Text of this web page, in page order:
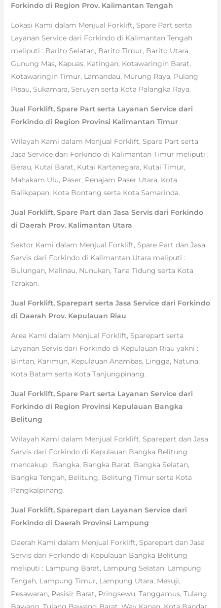
Forkindo di Region Prov. Kalimantan Tengah
Lokasi Kami dalam Menjual Forklift, Spare Part serta
Layanan Service dari Forkindo di Kalimantan Tengah
meliputi : Barito Selatan, Barito Timur, Barito Utara,
Gunung Mas, Kapuas, Katingan, Kotawaringin Barat,
Kotawaringin Timur, Lamandau, Murung Raya, Pulang
Pisau, Sukamara, Seruyan serta Kota Palangka Raya.
Jual Forklift, Spare Part serta Layanan Service dari
Forkindo di Region Provinsi Kalimantan Timur
Wilayah Kami dalam Menjual Forklift, Spare Part serta
Jasa Service dari Forkindo di Kalimantan Timur meliputi :
Berau, Kutai Barat, Kutai Kartanegara, Kutai Timur,
Mahakam Ulu, Paser, Penajam Paser Utara, Kota
Balikpapan, Kota Bontang serta Kota Samarinda.
Jual Forklift, Spare Part dan Jasa Servis dari Forkindo
di Daerah Prov. Kalimantan Utara
Sektor Kami dalam Menjual Forklift, Spare Part dan Jasa
Servis dari Forkindo di Kalimantan Utara meliputi :
Bulungan, Malinau, Nunukan, Tana Tidung serta Kota
Tarakan.
Jual Forklift, Sparepart serta Jasa Service dari Forkindo
di Daerah Prov. Kepulauan Riau
Area Kami dalam Menjual Forklift, Sparepart serta
Layanan Servis dari Forkindo di Kepulauan Riau yakni :
Bintan, Karimun, Kepulauan Anambas, Lingga, Natuna,
Kota Batam serta Kota Tanjungpinang.
Jual Forklift, Spare Part serta Layanan Service dari
Forkindo di Region Provinsi Kepulauan Bangka
Belitung
Wilayah Kami dalam Menjual Forklift, Sparepart dan Jasa
Servis dari Forkindo di Kepulauan Bangka Belitung
mencakup : Bangka, Bangka Barat, Bangka Selatan,
Bangka Tengah, Belitung, Belitung Timur serta Kota
Pangkalpinang.
Jual Forklift, Sparepart dan Layanan Service dari
Forkindo di Daerah Provinsi Lampung
Daerah Kami dalam Menjual Forklift, Sparepart dan Jasa
Servis dari Forkindo di Kepulauan Bangka Belitung
meliputi : Lampung Barat, Lampung Selatan, Lampung
Tengah, Lampung Timur, Lampung Utara, Mesuji,
Pesawaran, Pesisir Barat, Pringsewu, Tanggamus, Tulang